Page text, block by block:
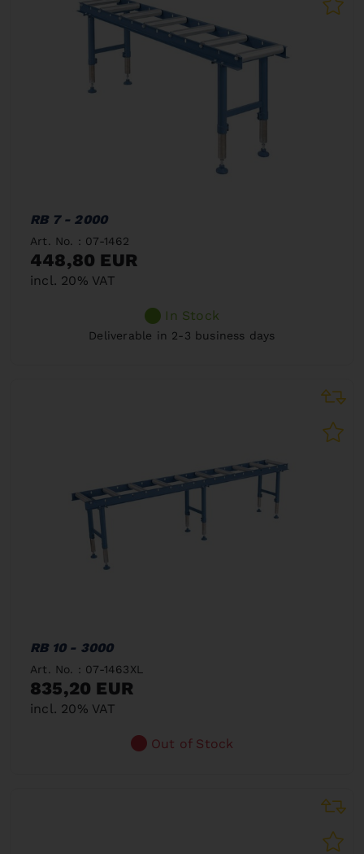
RB 7 - 2000
Art. No. : 07-1462
448,80 EUR
incl. 20% VAT
In Stock
Deliverable in 2-3 business days
RB 10 - 3000
Art. No. : 07-1463XL
835,20 EUR
incl. 20% VAT
Out of Stock